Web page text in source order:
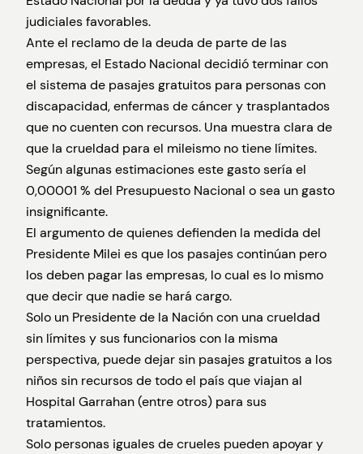
judiciales favorables.
Ante el reclamo de la deuda de parte de las
empresas, el Estado Nacional decidió terminar con
el sistema de pasajes gratuitos para personas con
discapacidad, enfermas de cáncer y trasplantados
que no cuenten con recursos. Una muestra clara de
que la crueldad para el mileismo no tiene límites.
Según algunas estimaciones este gasto sería el
0,00001 % del Presupuesto Nacional o sea un gasto
insignificante.
El argumento de quienes defienden la medida del
Presidente Milei es que los pasajes continúan pero
los deben pagar las empresas, lo cual es lo mismo
que decir que nadie se hará cargo.
Solo un Presidente de la Nación con una crueldad
sin límites y sus funcionarios con la misma
perspectiva, puede dejar sin pasajes gratuitos a los
niños sin recursos de todo el país que viajan al
Hospital Garrahan (entre otros) para sus
tratamientos.
Solo personas iguales de crueles pueden apoyar y